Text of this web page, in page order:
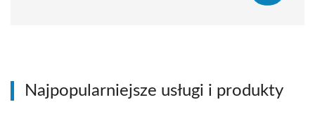
Najpopularniejsze usługi i produkty